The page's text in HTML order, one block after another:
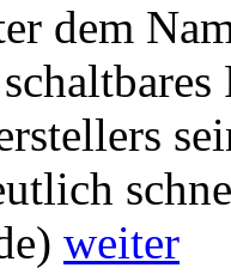
dem
weiter